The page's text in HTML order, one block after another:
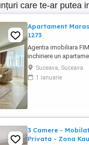
care te-ar putea
Apartament
1273
Agentia imobiliara
inchiriere un
camere, situat pe
imediata apropiere a
si mijloacelor de
Suceava, Suceava
1 ianuarie
3 Camere -
Privata - Zona